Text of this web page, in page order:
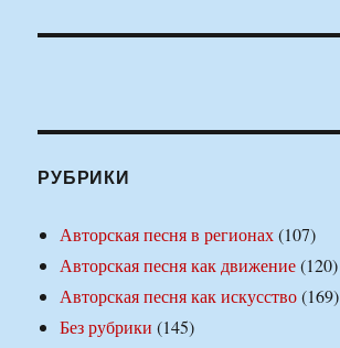
РУБРИКИ
Авторская песня в регионах(107)
Авторская песня как движение(120)
Авторская песня как искусство(169)
Без рубрики (145)